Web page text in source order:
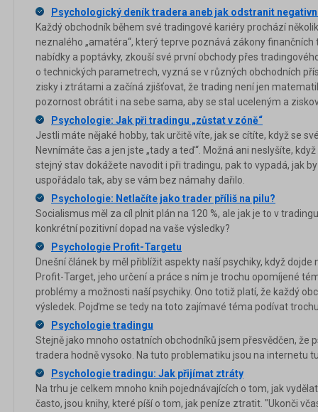
Psychologický deník tradera aneb jak odstranit
Každý obchodník během své tradingové kariéry prochází
neznalého „amatéra“, který teprve poznává zákony
nabídky a poptávky, zkouší své první obchody přes
o technických parametrech, vyzná se v různých obchodních
zisky i ztrátami a začíná zjišťovat, že trading není jen
pozornost obrátit i na sebe sama, aby se stal uceleným a
Psychologie: Jak při tradingu „zůstat v zóně“
Jestli máte nějaké hobby, tak určitě víte, jak se cítíte, když se
Nevnímáte čas a jen jste „tady a teď“. Možná ani neslyšíte,
stejný stav dokážete navodit i při tradingu, pak to vypadá, jak
uspořádalo tak, aby se vám bez námahy dařilo.
Psychologie: Netlačíte jako trader příliš na pilu?
Socialismus měl za cíl plnit plán na 120 %, ale jak je to v
konkrétní pozitivní dopad na vaše výsledky?
Psychologie Profit-Targetu
Dnešní článek by měl přiblížit aspekty naší psychiky, když
Profit-Target, jeho určení a práce s ním je trochu opomíjené
problémy a možnosti naší psychiky. Ono totiž platí, že každý
výsledek. Pojďme se tedy na toto zajímavé téma podívat
Psychologie tradingu
Stejně jako mnoho ostatních obchodníků jsem přesvědčen, že
tradera hodně vysoko. Na tuto problematiku jsou na internetu
Psychologie tradingu: Jak přijímat ztráty
Na trhu je celkem mnoho knih pojednávajících o tom, jak
často, jsou knihy, které píší o tom, jak peníze ztratit. "Ukonči